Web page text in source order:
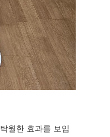
탁월한 효과를 보입